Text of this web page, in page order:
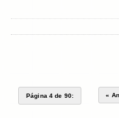
Página 4 de 90: «